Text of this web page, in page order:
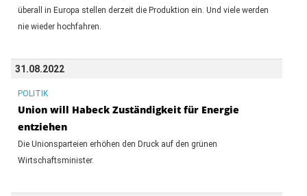
überall in Europa stellen derzeit die Produktion ein. Und viele werden
nie wieder hochfahren.
31.08.2022
POLITIK
Union will Habeck Zuständigkeit für Energie
entziehen
Die Unionsparteien erhöhen den Druck auf den grünen
Wirtschaftsminister.